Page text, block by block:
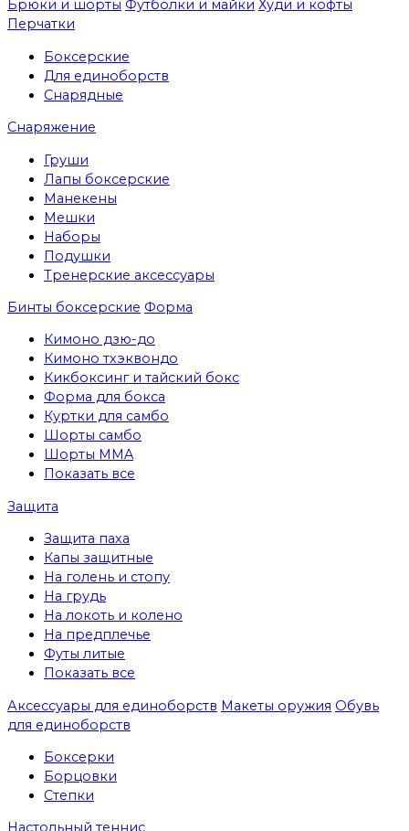
Брюки и шорты Футболки и майки Худи и кофты
Перчатки
Боксерские
Для единоборств
Снарядные
Снаряжение
Груши
Лапы боксерские
Манекены
Мешки
Наборы
Подушки
Тренерские аксессуары
Бинты боксерские Форма
Кимоно дзю-до
Кимоно тхэквондо
Кикбоксинг и тайский бокс
Форма для бокса
Куртки для самбо
Шорты самбо
Шорты MMA
Показать все
Защита
Защита паха
Капы защитные
На голень и стопу
На грудь
На локоть и колено
На предплечье
Футы литые
Показать все
Аксессуары для единоборств Макеты оружия Обувь
для единоборств
Боксерки
Борцовки
Степки
Настольный теннис